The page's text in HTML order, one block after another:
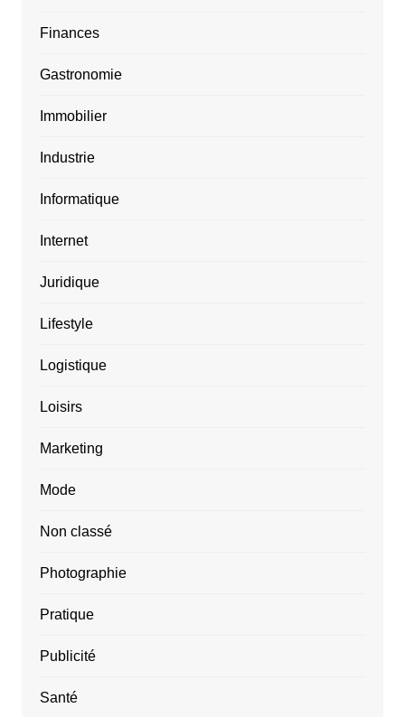
Finances
Gastronomie
Immobilier
Industrie
Informatique
Internet
Juridique
Lifestyle
Logistique
Loisirs
Marketing
Mode
Non classé
Photographie
Pratique
Publicité
Santé